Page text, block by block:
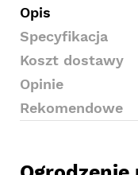
Opis
Specyfikacja
Koszt dostawy
Opinie
Rekomendowe